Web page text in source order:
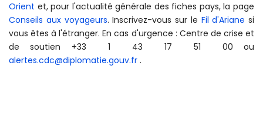
Orient et, pour l'actualité générale des fiches pays, la page
Conseils aux voyageurs. Inscrivez-vous sur le Fil d'Ariane si
vous êtes à l'étranger. En cas d'urgence : Centre de crise et
de soutien +33 1 43 17 51 00 ou
alertes.cdc@diplomatie.gouv.fr .